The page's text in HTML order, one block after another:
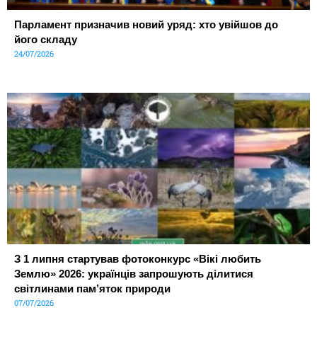
Парламент призначив новий уряд: хто увійшов до
його складу
24/07/2026
З 1 липня стартував фотоконкурс «Вікі любить
Землю» 2026: українців запрошують ділитися
світлинами пам’яток природи
07/07/2026